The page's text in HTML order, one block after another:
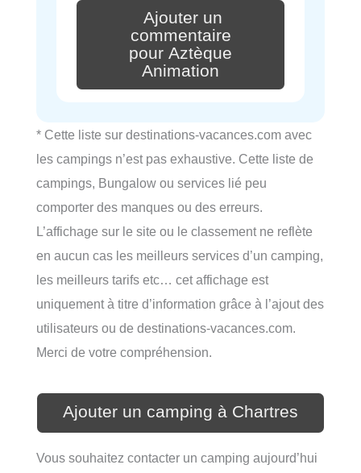
Ajouter un
commentaire
pour Aztèque
Animation
* Cette liste sur destinations-vacances.com avec
les campings n’est pas exhaustive. Cette liste de
campings, Bungalow ou services lié peu
comporter des manques ou des erreurs.
L’affichage sur le site ou le classement ne reflète
en aucun cas les meilleurs services d’un camping,
les meilleurs tarifs etc… cet affichage est
uniquement à titre d’information grâce à l’ajout des
utilisateurs ou de destinations-vacances.com.
Merci de votre compréhension.
Ajouter un camping à Chartres
Vous souhaitez contacter un camping aujourd’hui